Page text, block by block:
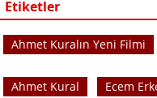
Etiketler
Ahmet Kuralın Yeni Filmi
Ahmet Kural Ecem